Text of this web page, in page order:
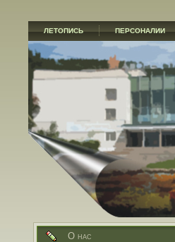
ЛЕТОПИСЬ ПЕРСОНАЛИИ
О нас